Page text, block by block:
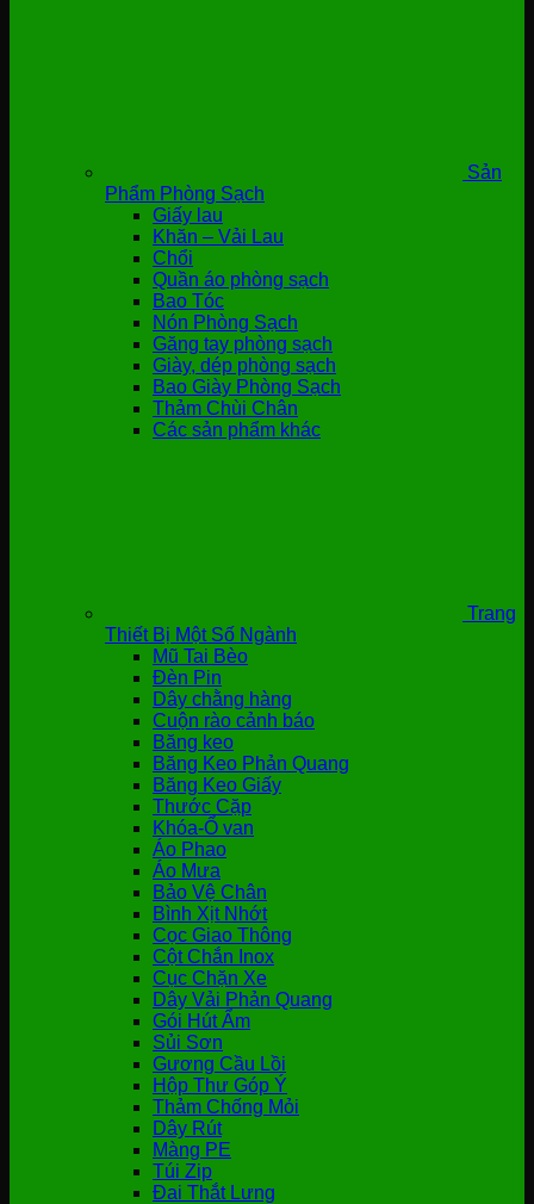
Sản
Phẩm Phòng Sạch
Giấy lau
Khăn – Vải Lau
Chổi
Quần áo phòng sạch
Bao Tóc
Nón Phòng Sạch
Găng tay phòng sạch
Giày, dép phòng sạch
Bao Giày Phòng Sạch
Thảm Chùi Chân
Các sản phẩm khác
Trang
Thiết Bị Một Số Ngành
Mũ Tai Bèo
Đèn Pin
Dây chằng hàng
Cuộn rào cảnh báo
Băng keo
Băng Keo Phản Quang
Băng Keo Giấy
Thước Cặp
Khóa-Ổ van
Áo Phao
Áo Mưa
Bảo Vệ Chân
Bình Xịt Nhớt
Cọc Giao Thông
Cột Chắn Inox
Cục Chặn Xe
Dây Vải Phản Quang
Gói Hút Ẩm
Sủi Sơn
Gương Cầu Lồi
Hộp Thư Góp Ý
Thảm Chống Mỏi
Dây Rút
Màng PE
Túi Zip
Đai Thắt Lưng